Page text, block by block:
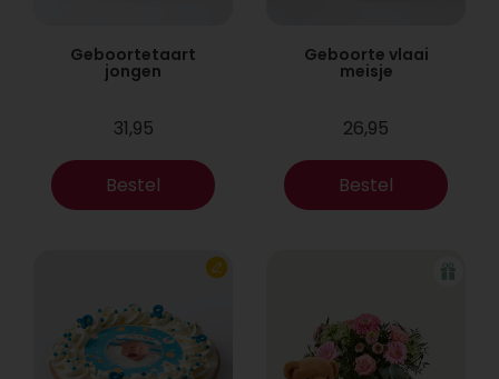
Geboortetaart
jongen
31,95
Bestel
Geboorte vlaai
meisje
26,95
Bestel